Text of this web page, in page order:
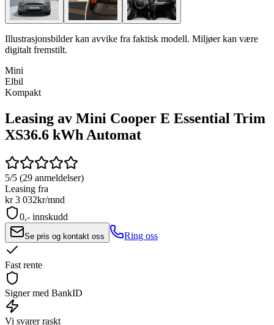
Illustrasjonsbilder kan avvike fra faktisk modell. Miljøer kan være
digitalt fremstilt.
Mini
Elbil
Kompakt
Leasing av Mini Cooper E Essential Trim
XS36.6 kWh Automat
5/5 (29 anmeldelser)
Leasing fra
kr 3 032kr/mnd
0,- innskudd
Se pris og kontakt oss Ring oss
Fast rente
Signer med BankID
Vi svarer raskt